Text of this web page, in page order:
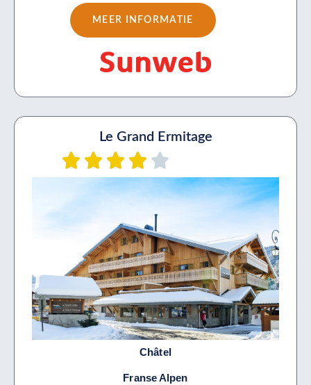
MEER INFORMATIE
Le Grand Ermitage
Châtel
Franse Alpen